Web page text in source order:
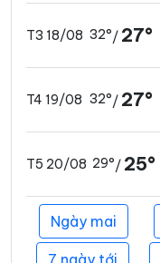
T3 18/08 32°/ 27°
T4 19/08 32°/ 27°
T5 20/08 29°/ 25°
Ngày mai
7 ngày tới